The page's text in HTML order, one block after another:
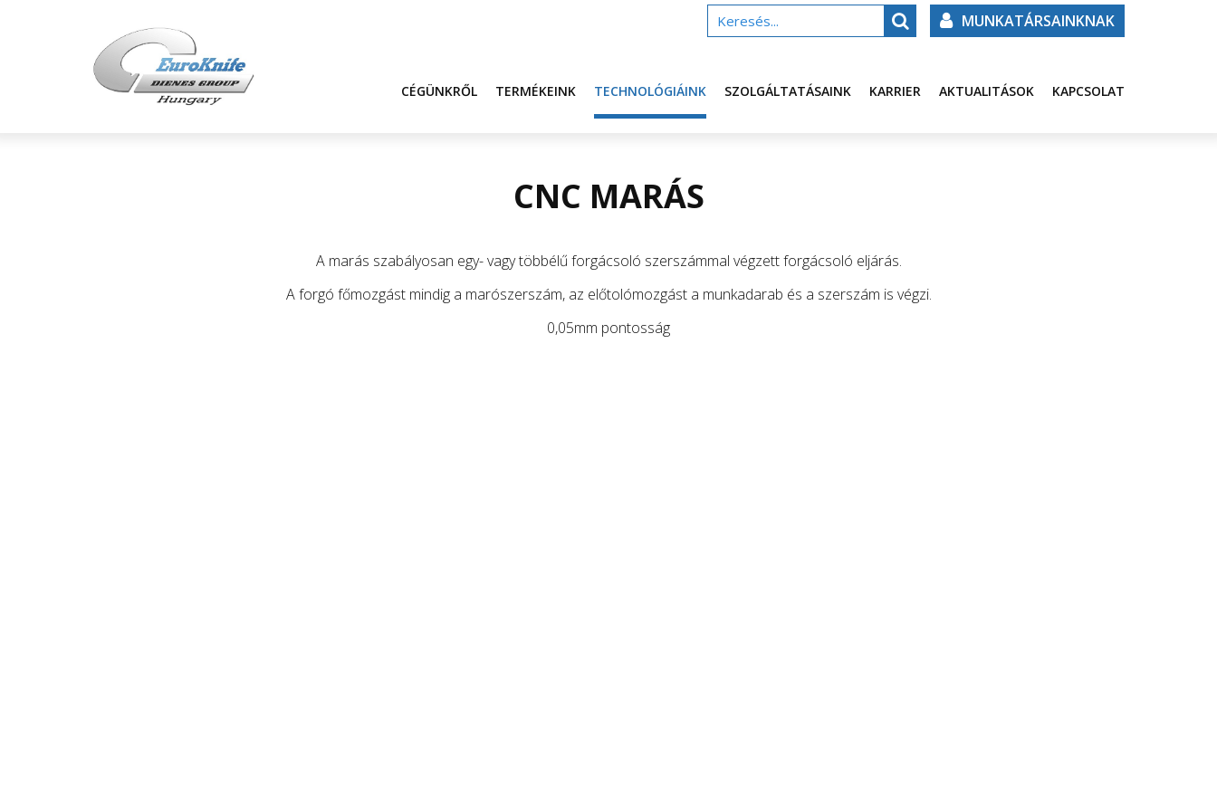
MUNKATÁRSAINKNAK
CÉGÜNKRŐL TERMÉKEINK TECHNOLÓGIÁINK SZOLGÁLTATÁSAINK KARRIER AKTUALITÁSOK KAPCSOLAT
CNC MARÁS
A marás szabályosan egy- vagy többélű forgácsoló szerszámmal végzett forgácsoló eljárás.
A forgó főmozgást mindig a marószerszám, az előtolómozgást a munkadarab és a szerszám is végzi.
0,05mm pontosság